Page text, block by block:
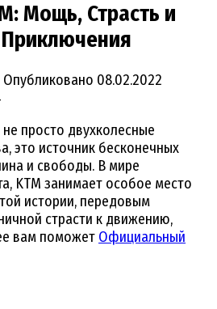
Мощь, Страсть и
Опубликовано 08.02.2022
просто двухколесные
это источник бесконечных
и свободы. В мире
KTM занимает особое место
истории, передовым
страсти к движению,
вам поможет Официальный